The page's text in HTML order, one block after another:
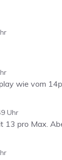
wie vom
Uhr
13 pro Max.